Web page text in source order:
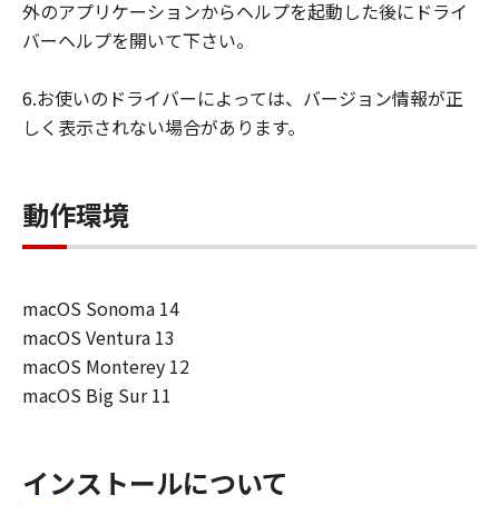
外のアプリケーションからヘルプを起動した後にドライ
バーヘルプを開いて下さい。
6.お使いのドライバーによっては、バージョン情報が正
しく表示されない場合があります。
動作環境
macOS Sonoma 14
macOS Ventura 13
macOS Monterey 12
macOS Big Sur 11
インストールについて